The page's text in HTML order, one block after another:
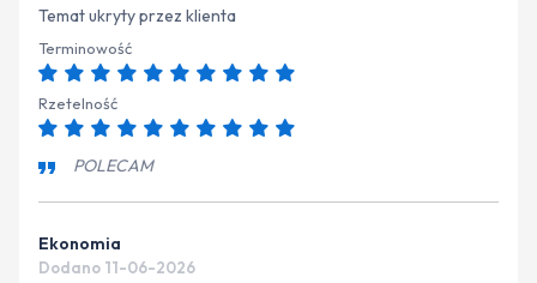
Temat ukryty przez klienta
Terminowość
Rzetelność
POLECAM
Ekonomia
Dodano 11-06-2026